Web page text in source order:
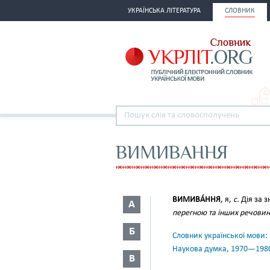
УКРАЇНСЬКА ЛІТЕРАТУРА СЛОВНИК
ВИМИВАННЯ
А
Б
В
ВИМИВА́ННЯ, я, с. Дія за
перегною та інших речовин
Словник української
Наукова думка,